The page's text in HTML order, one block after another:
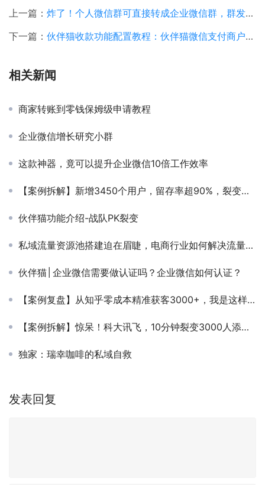
上一篇： 炸了！个人微信群可直接转成企业微信群，群发次数每日多至5次！
下一篇： 伙伴猫收款功能配置教程：伙伴猫微信支付商户配置教程——活动裂变、分销裂变、获客表单开通收款功能
相关新闻
商家转账到零钱保姆级申请教程
企业微信增长研究小群
这款神器，竟可以提升企业微信10倍工作效率
【案例拆解】新增3450个用户，留存率超90%，裂变涨粉就靠它
伙伴猫功能介绍-战队PK裂变
私域流量资源池搭建迫在眉睫，电商行业如何解决流量停滞困局！
伙伴猫│企业微信需要做认证吗？企业微信如何认证？
【案例复盘】从知乎零成本精准获客3000+，我是这样做的！
【案例拆解】惊呆！科大讯飞，10分钟裂变3000人添加企业微信
独家：瑞幸咖啡的私域自救
发表回复